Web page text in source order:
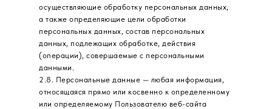
осуществляющие обработку персональных данных,
а также определяющие цели обработки
персональных данных, состав персональных
данных, подлежащих обработке, действия
(операции), совершаемые с персональными
данными.
2.8. Персональные данные — любая информация,
относящаяся прямо или косвенно к определенному
или определяемому Пользователю веб-сайта